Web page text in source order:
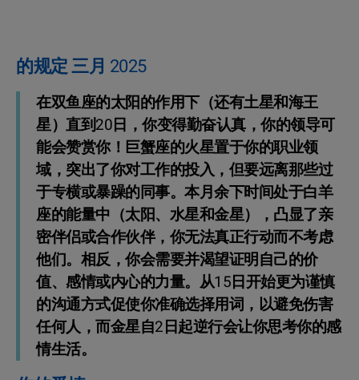
的规定 三月 2025
在双鱼座的太阳的作用下（还有土星和海王
星）直到20日，你变得勤奋认真，你的领导可
能会赞赏你！巨蟹座的火星置于你的职业领
域，突出了你对工作的投入，但要远离那些过
于专横或暴躁的同事。本月余下时间处于白羊
座的能量中（太阳、水星和金星），凸显了亲
密伴侣或合作伙伴，你无法真正行动而不考虑
他们。相反，你会需要并渴望证明自己的价
值、感情或内心的力量。从15日开始更为谨慎
的沟通方式促使你准确选择用词，以避免伤害
任何人，而金星自2日起逆行会让你思考你的感
情生活。